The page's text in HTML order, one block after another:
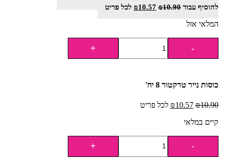
להוסיף⁦⁩ עבור ₪10.90
₪10.57 לכל פריט
המלאי אזל
כוסות נייר טרקטור 8 יח'
₪10.90
₪10.57
לכל פריט
קיים במלאי